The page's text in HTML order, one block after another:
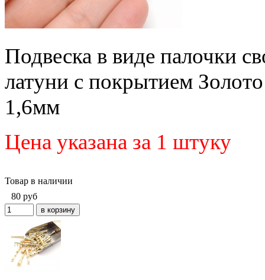
Подвеска в виде палочки
латуни с покрытием
1,6мм
Цена указана за 1 штуку
Товар в наличии
80 руб